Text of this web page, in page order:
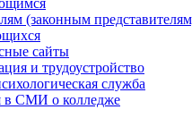
(законным
сайты
и трудоустройство
служба
в СМИ о колледже